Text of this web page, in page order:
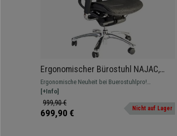
Ergonomischer Bürostuhl NAJAC,
komplett anpassbar, für die 8h-
Nutzung, Netzbezug, Farbe Schwarz
Ergonomische Neuheit bei Buerostuhlpro!
Vollständig verstellbarer Bürostuhl mit Kopfstütze
mit Metallfußkreuz, all dies zu einem unglaublichen
Preis!
[+Info]
999,90 €
699,90 € Nicht auf Lager